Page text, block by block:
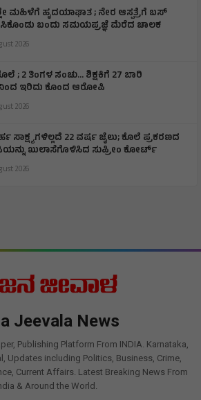
ಮಹಿಳೆಗೆ ಹೃದಯಾಘಾತ ; ನೇರ ಆಸ್ಪತ್ರೆಗೆ ಬಸ್‌
ಬಂದು ಸಮಯಪ್ರಜ್ಞೆ ಮೆರೆದ ಚಾಲಕ
2026
; 2 ತಿಂಗಳ ಸಂಚು… ಶಿಕ್ಷಕಿಗೆ 27 ಬಾರಿ
ಇರಿದು ಕೊಂದ ಆರೋಪಿ
2026
ಸಾಕ್ಷ್ಯಗಳಿಲ್ಲದೆ 22 ವರ್ಷ ಜೈಲು; ಕೊಲೆ ಪ್ರಕರಣದ
ಖುಲಾಸೆಗೊಳಿಸಿದ ಸುಪ್ರೀಂ ಕೋರ್ಟ್
2026
Jeevala News
Publishing Platform From INDIA. Karnataka,
Updates including Politics, Business, Crime,
Current Affairs. Latest Breaking News From
& Around the World.